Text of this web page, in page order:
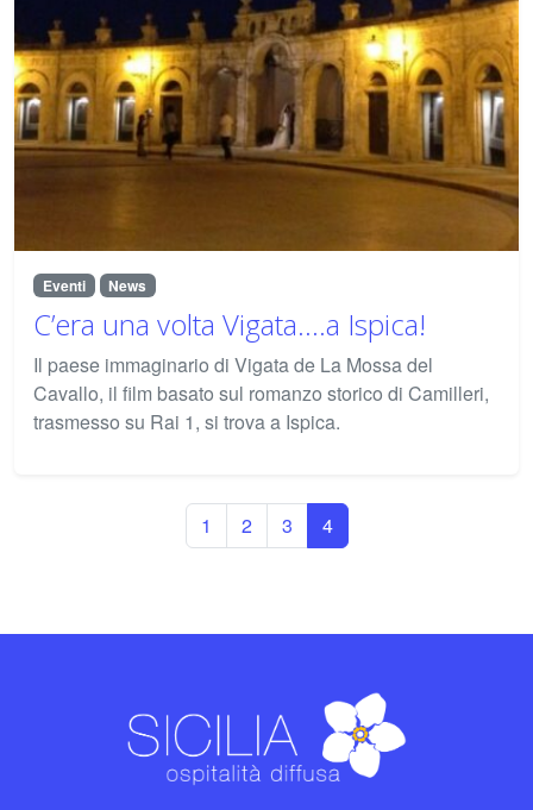
Eventi News
C’era una volta Vigata….a Ispica!
Il paese immaginario di Vigata de La Mossa del
Cavallo, il film basato sul romanzo storico di Camilleri,
trasmesso su Rai 1, si trova a Ispica.
Page
1 Page
2 Page
3 Current Page
4